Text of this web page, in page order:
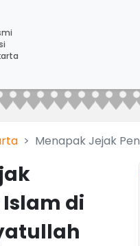
Menapak Jejak
di